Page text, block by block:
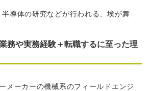
導体の研究などが行われる、埃が舞
や実務経験＋転職するに至った理
メーカーの機械系のフィールドエンジ